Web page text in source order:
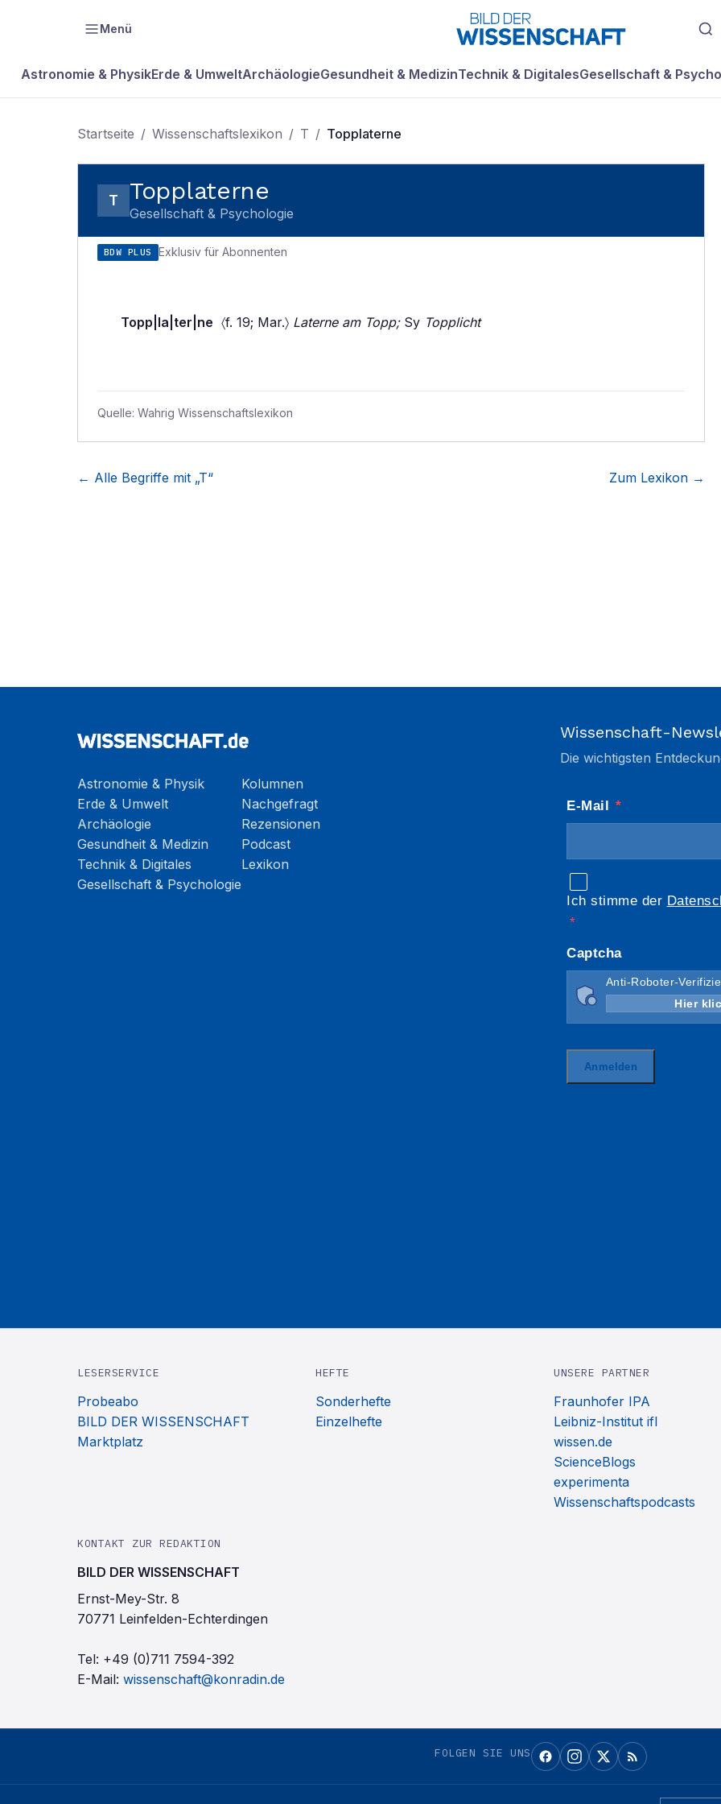
Menü
Astronomie & PhysikErde & UmweltArchäologieGesundheit & MedizinTechnik & DigitalesGesellschaft &
Startseite / Wissenschaftslexikon / T / Topplaterne
T Topplaterne
Gesellschaft & Psychologie
BDW PLUS Exklusiv für Abonnenten
Topp|la|ter|ne 〈f. 19; Mar.〉 Laterne am Topp;Sy Topplicht
Quelle: Wahrig Wissenschaftslexikon
← Alle Begriffe mit „T“ Zum Lexikon →
Astronomie & Physik
Erde & Umwelt
Archäologie
Gesundheit & Medizin
Technik & Digitales
Gesellschaft & Psychologie
Kolumnen
Nachgefragt
Rezensionen
Podcast
Lexikon
Wissenschaft-
Die wichtigsten
LESERSERVICE
Probeabo
BILD DER WISSENSCHAFT
Marktplatz
HEFTE
Sonderhefte
Einzelhefte
UNSERE PARTNER
Fraunhofer IPA
Leibniz-Institut ifl
wissen.de
ScienceBlogs
experimenta
Wissenschaftspodcasts
KONTAKT ZUR REDAKTION
BILD DER WISSENSCHAFT
Ernst-Mey-Str. 8
70771 Leinfelden-Echterdingen
Tel: +49 (0)711 7594-392
E-Mail: wissenschaft@konradin.de
FOLGEN SIE UNS